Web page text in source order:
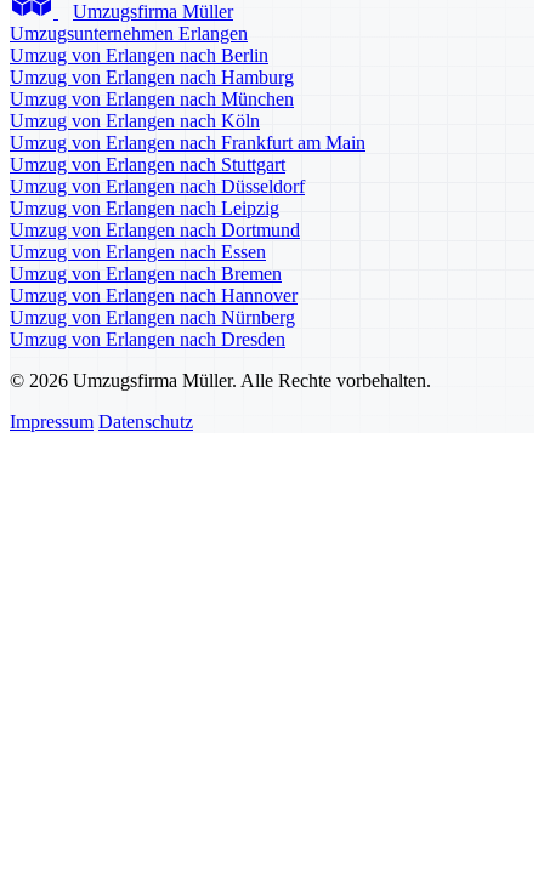
Umzugsfirma Müller
Umzugsunternehmen Erlangen
Umzug von Erlangen nach Berlin
Umzug von Erlangen nach Hamburg
Umzug von Erlangen nach München
Umzug von Erlangen nach Köln
Umzug von Erlangen nach Frankfurt am Main
Umzug von Erlangen nach Stuttgart
Umzug von Erlangen nach Düsseldorf
Umzug von Erlangen nach Leipzig
Umzug von Erlangen nach Dortmund
Umzug von Erlangen nach Essen
Umzug von Erlangen nach Bremen
Umzug von Erlangen nach Hannover
Umzug von Erlangen nach Nürnberg
Umzug von Erlangen nach Dresden
© 2026 Umzugsfirma Müller. Alle Rechte vorbehalten.
Impressum Datenschutz